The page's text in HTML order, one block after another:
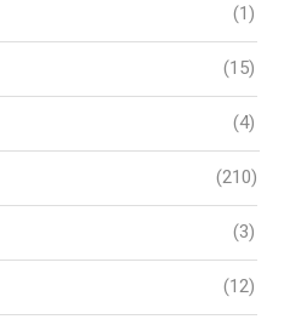
(1)
(15)
(4)
(210)
(3)
(12)